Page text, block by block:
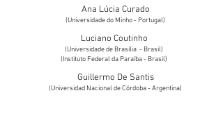
Ana Lúcia Curado
(Universidade do Minho - Portugal)
Luciano Coutinho
(Universidade de Brasília - Brasil)
(Instituto Federal da Paraíba - Brasil)
Guillermo De Santis
(Universidad Nacional de Córdoba - Argentina)